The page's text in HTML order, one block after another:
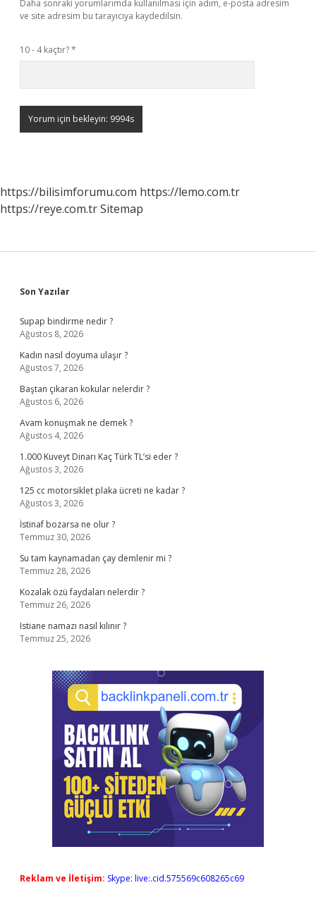
Daha sonraki yorumlarımda kullanılması için adım, e-posta adresim
ve site adresim bu tarayıcıya kaydedilsin.
10 - 4 kaçtır?*
https://bilisimforumu.com https://lemo.com.tr
https://reye.com.trSitemap
Sidebar
Son Yazılar
Supap bindirme nedir ?
Ağustos 8, 2026
Kadın nasıl doyuma ulaşır ?
Ağustos 7, 2026
Baştan çıkaran kokular nelerdir ?
Ağustos 6, 2026
Avam konuşmak ne demek ?
Ağustos 4, 2026
1.000 Kuveyt Dinarı Kaç Türk TL’si eder ?
Ağustos 3, 2026
125 cc motorsiklet plaka ücreti ne kadar ?
Ağustos 3, 2026
İstinaf bozarsa ne olur ?
Temmuz 30, 2026
Su tam kaynamadan çay demlenir mi ?
Temmuz 28, 2026
Kozalak özü faydaları nelerdir ?
Temmuz 26, 2026
Istiane namazı nasıl kılınır ?
Temmuz 25, 2026
Reklam ve İletişim: Skype: live:.cid.575569c608265c69